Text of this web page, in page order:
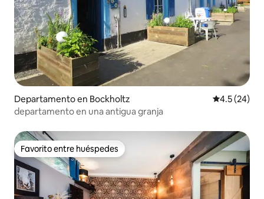
Departamento en Bockholtz Calificación
4.5 (24)
departamento en una antigua granja
Favorito entre huéspedes
Favorito entre huéspedes